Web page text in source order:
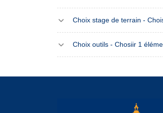
Choix stage de terrain -
Choix outils - Chosiir 1